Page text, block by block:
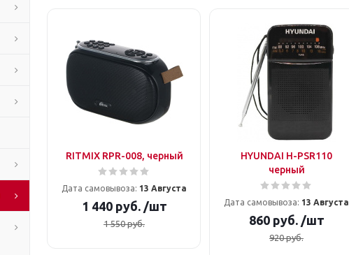
RITMIX RPR-008, черный
Дата самовывоза: 13 Августа
1 440руб. /шт
1 550руб.
HYUNDAI H-PSR110
черный
Дата самовывоза: 13 Августа
860руб. /шт
920руб.